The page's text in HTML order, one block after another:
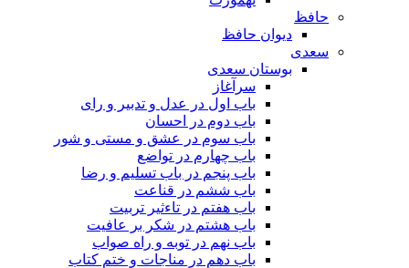
حافظ
دیوان حافظ
سعدی
بوستان سعدی
سرآغاز
باب اول در عدل و تدبیر و رای
باب دوم در احسان
باب سوم در عشق و مستی و شور
باب چهارم در تواضع
باب پنجم در باب تسلیم و رضا
باب ششم در قناعت
باب هفتم در تاءثیر تربیت
باب هشتم در شکر بر عافیت
باب نهم در توبه و راه صواب
باب دهم در مناجات و ختم کتاب